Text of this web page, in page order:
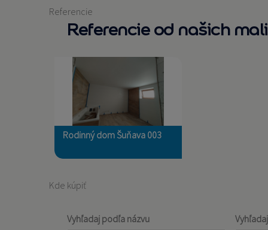
Referencie
Referencie od našich
Rodinný dom Šuňava 003
V prvom kroku maľovania sme
použili Dulux bielu penetráciu.
V druhom kroku sme použili
Dulux Vinyl Matt.
Viac...
Kde kúpiť
Vyhľadaj podľa názvu